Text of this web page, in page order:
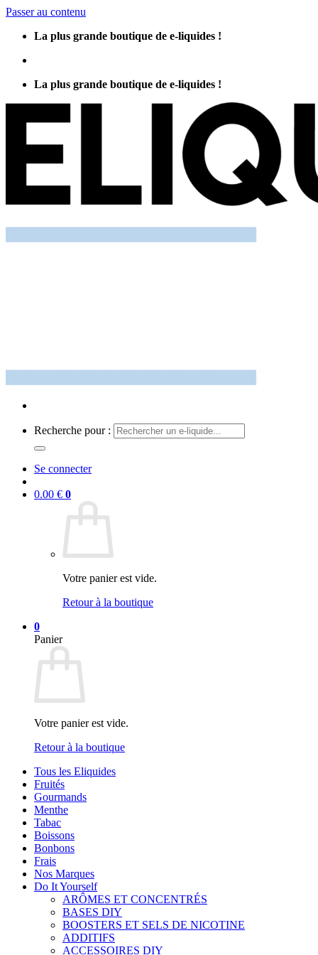
Passer au contenu
La plus grande boutique de e-liquides !
La plus grande boutique de e-liquides !
Recherche pour :
Se connecter
0.00 € 0
Votre panier est vide.
Retour à la boutique
0
Panier
Votre panier est vide.
Retour à la boutique
Tous les Eliquides
Fruités
Gourmands
Menthe
Tabac
Boissons
Bonbons
Frais
Nos Marques
Do It Yourself
ARÔMES ET CONCENTRÉS
BASES DIY
BOOSTERS ET SELS DE NICOTINE
ADDITIFS
ACCESSOIRES DIY